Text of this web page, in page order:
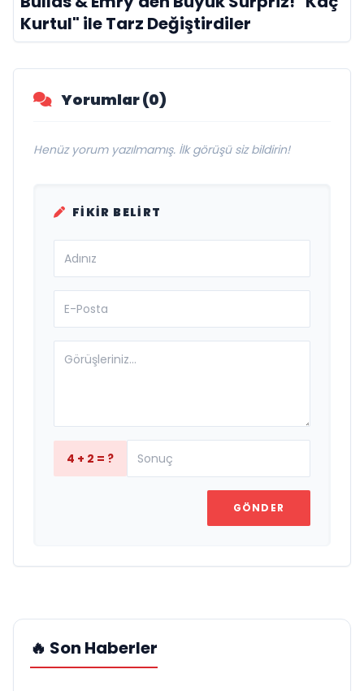
Kurtul" ile Tarz Değiştirdiler
Yorumlar (0)
Henüz yorum yazılmamış. İlk görüşü siz bildirin!
FIKIR BELIRT
4 + 2 = ?
GÖNDER
🔥 Son Haberler